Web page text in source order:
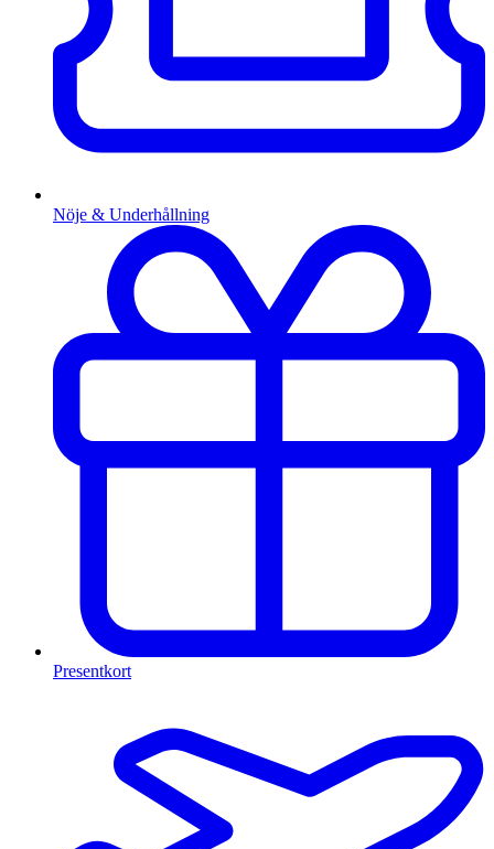
Nöje & Underhållning
Presentkort